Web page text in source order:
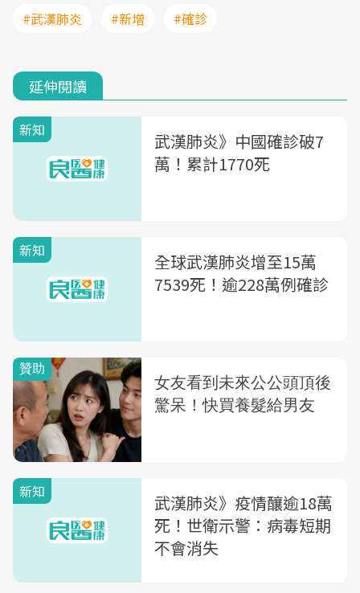
#武漢肺炎 #新增 #確診
延伸閱讀
新知
武漢肺炎》中國確診破7
萬！累計1770死
新知
全球武漢肺炎增至15萬
7539死！逾228萬例確診
新知
武漢肺炎》疫情釀逾18萬
死！世衛示警：病毒短期
不會消失